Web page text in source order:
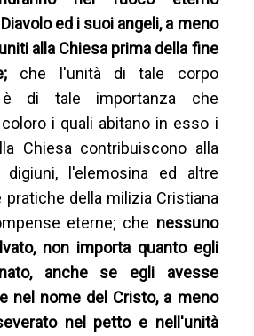
ed i suoi angeli, a meno
alla Chiesa prima della fine
che l'unità di tale corpo
è di tale importanza che
i quali abitano in esso i
Chiesa contribuiscono alla
l'elemosina ed altre
pratiche della milizia Cristiana
eterne; che nessuno
non importa quanto egli
anche se egli avesse
nel nome del Cristo, a meno
nel petto e nell'unità